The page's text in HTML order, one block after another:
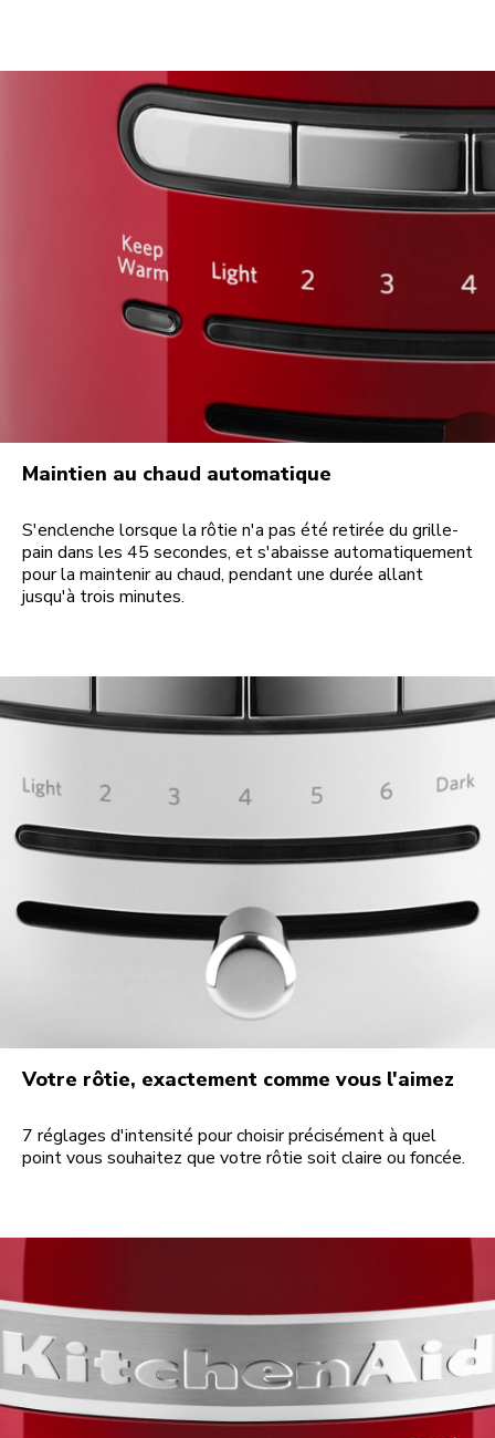
Maintien au chaud automatique
S'enclenche lorsque la rôtie n'a pas été retirée du grille-
pain dans les 45 secondes, et s'abaisse automatiquement
pour la maintenir au chaud, pendant une durée allant
jusqu'à trois minutes.
Votre rôtie, exactement comme vous l'aimez
7 réglages d'intensité pour choisir précisément à quel
point vous souhaitez que votre rôtie soit claire ou foncée.